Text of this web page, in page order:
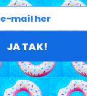
JA TAK!